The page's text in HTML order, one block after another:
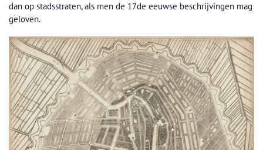
dan op stadsstraten, als men de 17de eeuwse beschrijvingen mag
geloven.